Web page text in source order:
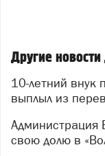
Другие
10-летний внук погибшего на реке Шексне
выплыл из
Администрация Вологды выставила на продажу
свою долю в